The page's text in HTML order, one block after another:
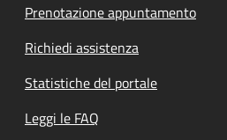
Prenotazione appuntamento
Richiedi assistenza
Statistiche del portale
Leggi le FAQ